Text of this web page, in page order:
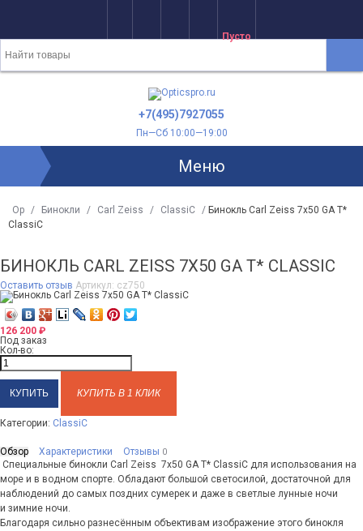
Пусто
+7(495)7927055
Пн—Сб 10:00—19:00
Меню
Op / Бинокли / Carl Zeiss / ClassiC / Бинокль Carl Zeiss 7x50 GA T*
ClassiC
БИНОКЛЬ CARL ZEISS 7X50 GA T* CLASSIC
Оставить отзыв Артикул: cz750
126 200 ₽
Под заказ
Кол-во:
КУПИТЬ В 1 КЛИК
Категории: ClassiC
Обзор Характеристики Отзывы 0
Специальные бинокли Carl Zeiss 7x50 GA T* ClassiC для использования на
море и в водном спорте. Обладают большой светосилой, достаточной для
наблюдений до самых поздних сумерек и даже в светлые лунные ночи
и зимние ночи.
Благодаря сильно разнесённым объективам изображение этого бинокля